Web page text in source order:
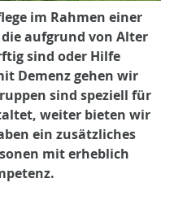
im Rahmen einer
aufgrund von Alter
sind oder Hilfe
Demenz gehen wir
sind speziell für
weiter bieten wir
ein zusätzliches
mit erheblich